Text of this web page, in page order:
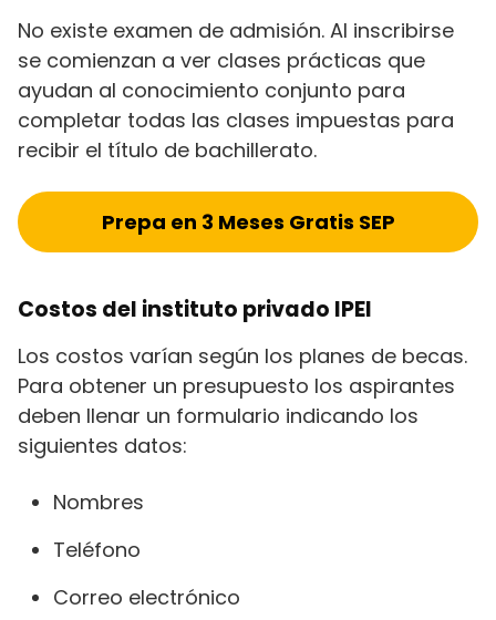
No existe examen de admisión. Al inscribirse
se comienzan a ver clases prácticas que
ayudan al conocimiento conjunto para
completar todas las clases impuestas para
recibir el título de bachillerato.
Prepa en 3 Meses Gratis SEP
Costos del instituto privado IPEI
Los costos varían según los planes de becas.
Para obtener un presupuesto los aspirantes
deben llenar un formulario indicando los
siguientes datos:
Nombres
Teléfono
Correo electrónico